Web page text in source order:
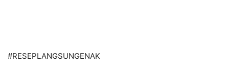
#RESEPLANGSUNGENAK